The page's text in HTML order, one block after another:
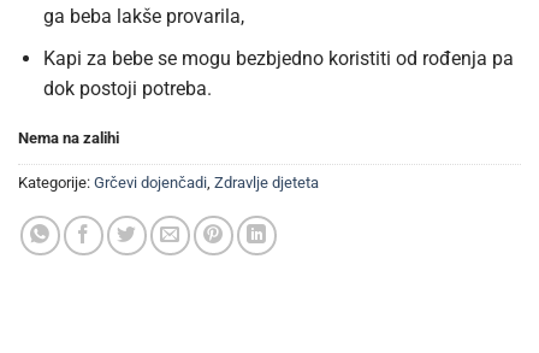
ga beba lakše provarila,
Kapi za bebe se mogu bezbjedno koristiti od rođenja pa
dok postoji potreba.
Nema na zalihi
Kategorije: Grčevi dojenčadi Zdravlje djeteta